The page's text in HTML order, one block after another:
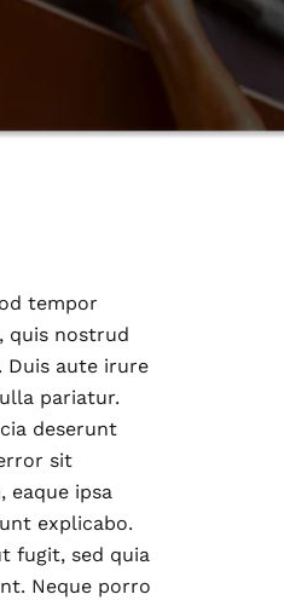
tempor
quis nostrud
Duis aute irure
pariatur.
deserunt
sit
ipsa
explicabo.
fugit, sed quia
Neque porro